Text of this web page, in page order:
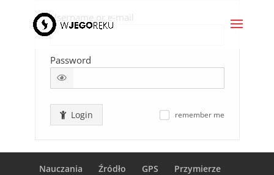
Username or e-mail
Password
remember me
Login
Nauczania Źródło GPS
Przymierze